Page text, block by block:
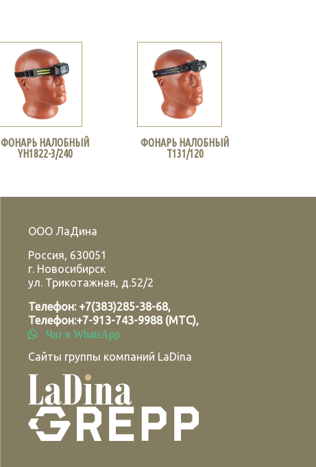
ФОНАРЬ НАЛОБНЫЙ
YH1822-3/240
ФОНАРЬ НАЛОБНЫЙ
Т131/120
ООО ЛаДина
Россия, 630051
г. Новосибирск
ул. Трикотажная, д.52/2
Телефон: +7(383)285-38-68,
Телефон:+7-913-743-9988 (МТС),
Чат в WhatsApp
Сайты группы компаний LaDina